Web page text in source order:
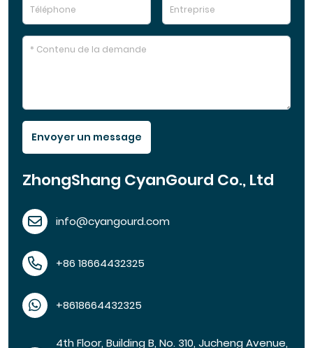
Envoyer un message
ZhongShang CyanGourd Co., Ltd
info@cyangourd.com
+86 18664432325
+8618664432325
4th Floor, Building B, No. 310, Jucheng Avenue,